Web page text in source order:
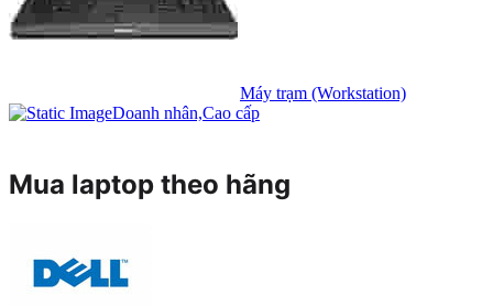
Máy trạm (Workstation)
Doanh nhân,Cao cấp
Mua laptop theo hãng